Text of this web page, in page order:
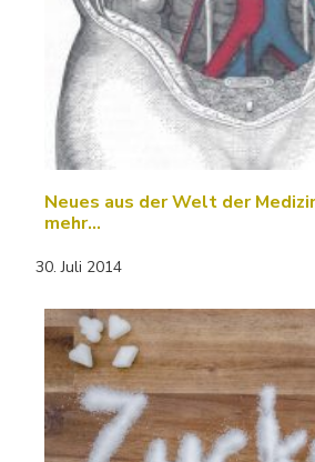
Neues aus der Welt der
mehr…
30. Juli 2014